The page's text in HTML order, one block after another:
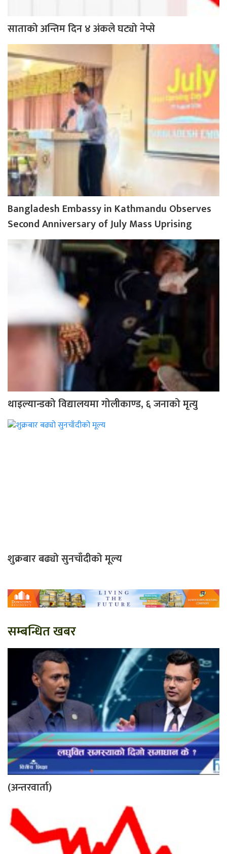
साताको अन्तिम दिन ४ अंकले घट्यो नेप्से
Bangladesh Embassy in Kathmandu Observes
Second Anniversary of July Mass Uprising
थाइल्यान्डको विद्यालयमा गोलीकाण्ड, ६ जनाको मृत्यु
शुक्रबार बढ्यो सुनचाँदीको मूल्य
सम्बन्धित खबर
(अन्तरवार्ता)